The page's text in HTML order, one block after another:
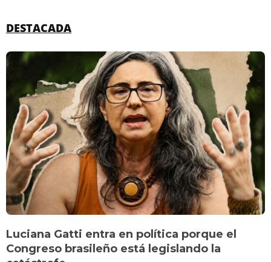
DESTACADA
Luciana Gatti entra en política porque el
Congreso brasileño está legislando la